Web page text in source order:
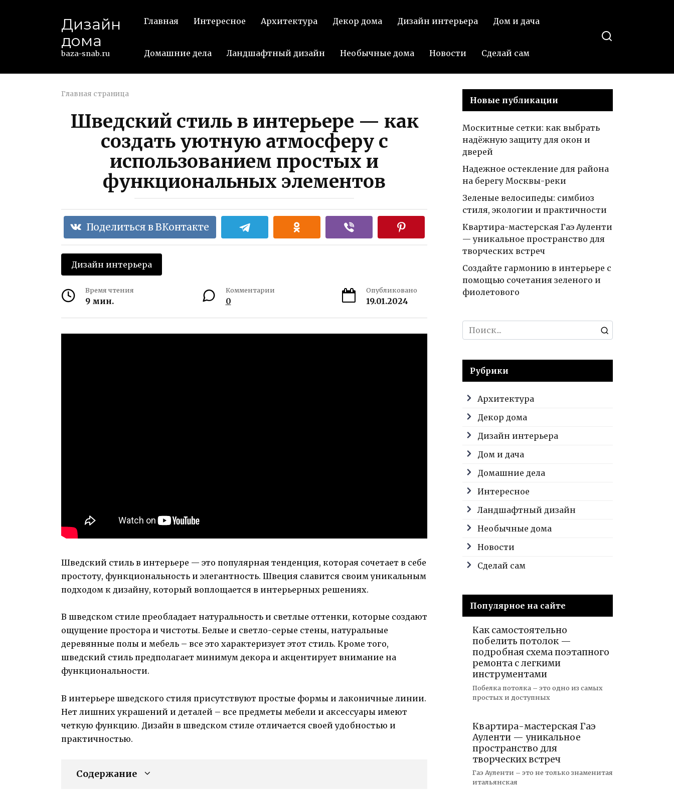
Дизайн
дома
baza-snab.ru
Главная Интересное Архитектура Декор дома Дизайн интерьера Дом и дача
Домашние дела Ландшафтный дизайн Необычные дома Новости Сделай сам
Главная страница
Шведский стиль в интерьере — как
создать уютную атмосферу с
использованием простых и
функциональных элементов
Поделиться в ВКонтакте
Дизайн интерьера
Время чтения
9 мин.
Комментарии
0
Опубликовано
19.01.2024
Шведский стиль в интерьере — это популярная тенденция, которая сочетает в себе
простоту, функциональность и элегантность. Швеция славится своим уникальным
подходом к дизайну, который воплощается в интерьерных решениях.
В шведском стиле преобладает натуральность и светлые оттенки, которые создают
ощущение простора и чистоты. Белые и светло-серые стены, натуральные
деревянные полы и мебель – все это характеризует этот стиль. Кроме того,
шведский стиль предполагает минимум декора и акцентирует внимание на
функциональности.
В интерьере шведского стиля присутствуют простые формы и лаконичные линии.
Нет лишних украшений и деталей – все предметы мебели и аксессуары имеют
четкую функцию. Дизайн в шведском стиле отличается своей удобностью и
практичностью.
Содержание
Новые публикации
Москитные сетки: как выбрать
надёжную защиту для окон и
дверей
Надежное остекление для района
на берегу Москвы-реки
Зеленые велосипеды: симбиоз
стиля, экологии и практичности
Квартира-мастерская Гаэ Ауленти
— уникальное пространство для
творческих встреч
Создайте гармонию в интерьере с
помощью сочетания зеленого и
фиолетового
Search
for:
Рубрики
Архитектура
Декор дома
Дизайн интерьера
Дом и дача
Домашние дела
Интересное
Ландшафтный дизайн
Необычные дома
Новости
Сделай сам
Популярное на сайте
Как самостоятельно
побелить потолок —
подробная схема поэтапного
ремонта с легкими
инструментами
Побелка потолка – это одно из самых
простых и доступных
Квартира-мастерская Гаэ
Ауленти — уникальное
пространство для
творческих встреч
Гаэ Ауленти – это не только знаменитая
итальянская